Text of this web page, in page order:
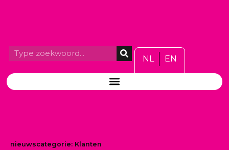
NL EN
nieuwscategorie: Klanten